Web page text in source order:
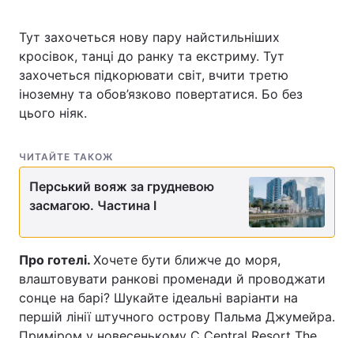
Тут захочеться нову пару найстильніших
кросівок, танці до ранку та екстриму. Тут
захочеться підкорювати світ, вчити третю
іноземну та обов’язково повертатися. Бо без
цього ніяк.
ЧИТАЙТЕ ТАКОЖ
Перський вояж за грудневою
засмагою. Частина I
Про готелі. Хочете бути ближче до моря,
влаштовувати ранкові променади й проводжати
сонце на барі? Шукайте ідеальні варіанти на
першій лінії штучного острову Пальма Джумейра.